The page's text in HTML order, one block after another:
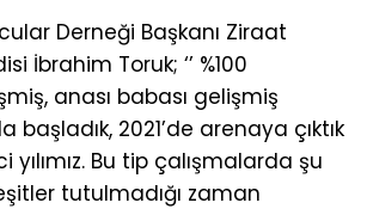
Derneği Başkanı Ziraat
İbrahim Toruk; ‘’ %100
anası babası gelişmiş
başladık, 2021’de arenaya çıktık
yılımız. Bu tip çalışmalarda şu
tutulmadığı zaman